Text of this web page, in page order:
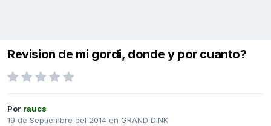
Revision de mi gordi, donde y por cuanto?
Por raucs
19 de Septiembre del 2014 en GRAND DINK